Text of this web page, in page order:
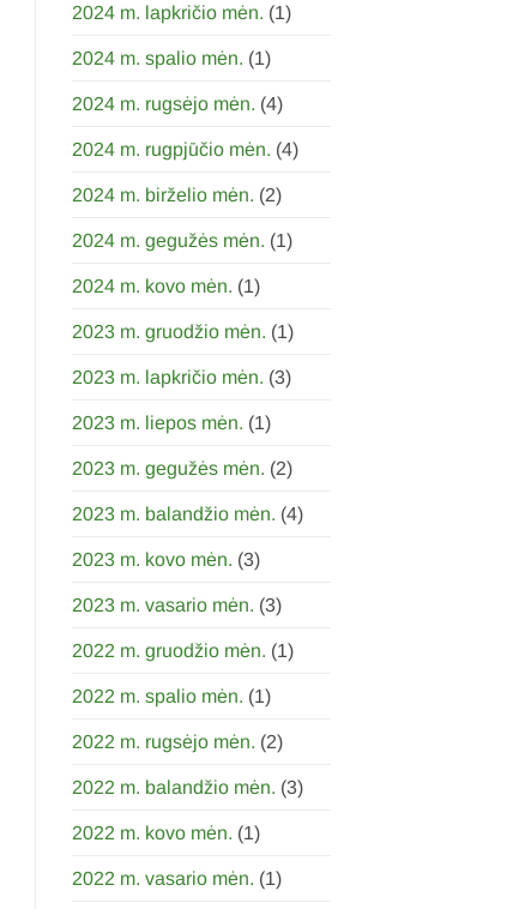
2024 m. lapkričio mėn. (1)
2024 m. spalio mėn. (1)
2024 m. rugsėjo mėn. (4)
2024 m. rugpjūčio mėn. (4)
2024 m. birželio mėn. (2)
2024 m. gegužės mėn. (1)
2024 m. kovo mėn. (1)
2023 m. gruodžio mėn. (1)
2023 m. lapkričio mėn. (3)
2023 m. liepos mėn. (1)
2023 m. gegužės mėn. (2)
2023 m. balandžio mėn. (4)
2023 m. kovo mėn. (3)
2023 m. vasario mėn. (3)
2022 m. gruodžio mėn. (1)
2022 m. spalio mėn. (1)
2022 m. rugsėjo mėn. (2)
2022 m. balandžio mėn. (3)
2022 m. kovo mėn. (1)
2022 m. vasario mėn. (1)